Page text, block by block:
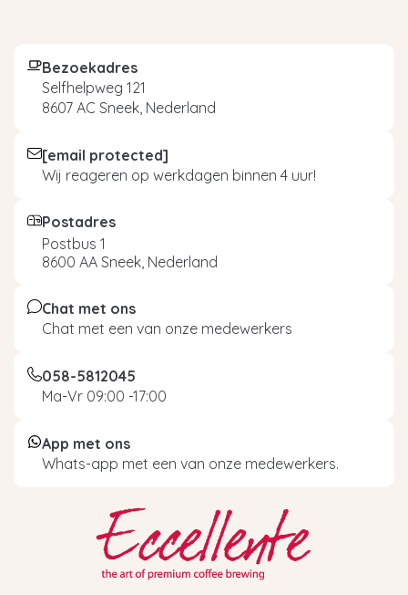
Bezoekadres
Selfhelpweg 121
8607 AC Sneek, Nederland
[email protected]
Wij reageren op werkdagen binnen 4 uur!
Postadres
Postbus 1
8600 AA Sneek, Nederland
Chat met ons
Chat met een van onze medewerkers
058-5812045
Ma-Vr 09:00 -17:00
App met ons
Whats-app met een van onze medewerkers.